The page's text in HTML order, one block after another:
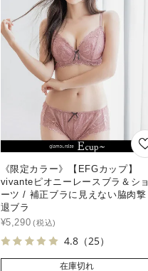
《限定カラー》【EFGカップ】
vivanteピオニーレースブラ＆ショ
ーツ / 補正ブラに見えない脇肉撃
退ブラ
¥5,290
4.8（25）
在庫切れ